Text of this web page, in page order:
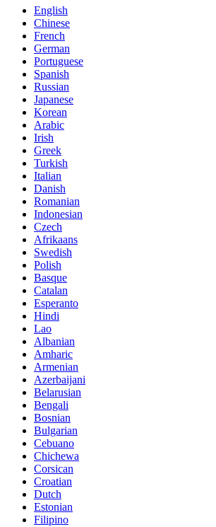
English
Chinese
French
German
Portuguese
Spanish
Russian
Japanese
Korean
Arabic
Irish
Greek
Turkish
Italian
Danish
Romanian
Indonesian
Czech
Afrikaans
Swedish
Polish
Basque
Catalan
Esperanto
Hindi
Lao
Albanian
Amharic
Armenian
Azerbaijani
Belarusian
Bengali
Bosnian
Bulgarian
Cebuano
Chichewa
Corsican
Croatian
Dutch
Estonian
Filipino